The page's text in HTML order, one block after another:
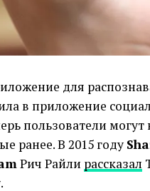
для
в приложение
пользователи могут
ранее. В 2015 году
Рич Райли рассказал